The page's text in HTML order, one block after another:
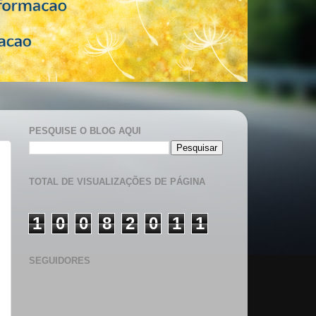
PESQUISE O BLOG AQUI
TOTAL DE VISUALIZAÇÕES DE PÁGINA
1 0 0 8 2 0 1 1
SEGUIDORES